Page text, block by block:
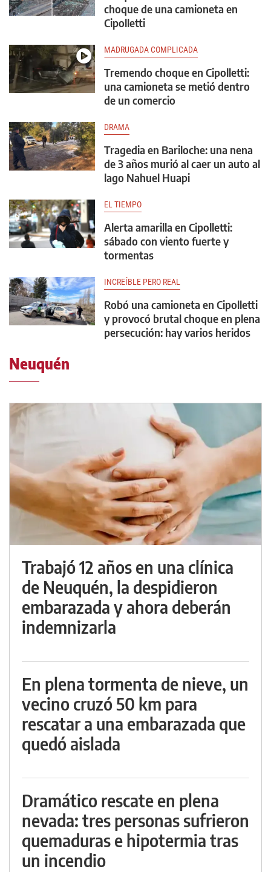
choque de una camioneta en
Cipolletti
MADRUGADA COMPLICADA
Tremendo choque en Cipolletti:
una camioneta se metió dentro
de un comercio
DRAMA
Tragedia en Bariloche: una nena
de 3 años murió al caer un auto al
lago Nahuel Huapi
EL TIEMPO
Alerta amarilla en Cipolletti:
sábado con viento fuerte y
tormentas
INCREÍBLE PERO REAL
Robó una camioneta en Cipolletti
y provocó brutal choque en plena
persecución: hay varios heridos
Neuquén
Trabajó 12 años en una clínica
de Neuquén, la despidieron
embarazada y ahora deberán
indemnizarla
En plena tormenta de nieve, un
vecino cruzó 50 km para
rescatar a una embarazada que
quedó aislada
Dramático rescate en plena
nevada: tres personas sufrieron
quemaduras e hipotermia tras
un incendio